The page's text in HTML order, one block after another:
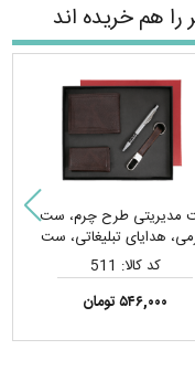
را هم خریده اند
مدیریتی طرح چرم، ست
هدایای تبلیغاتی، ست
هدیه
کد کالا: 511
۵۴۶,۰۰۰ تومان